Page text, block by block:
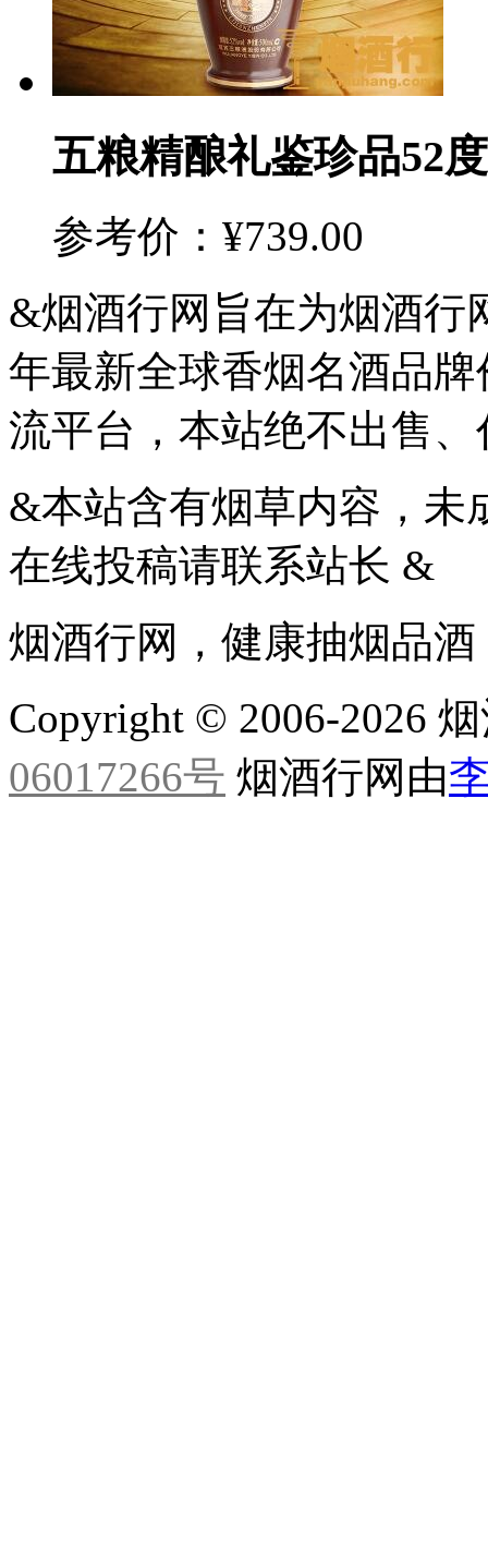
五粮精酿礼鉴珍品52度
参考价：¥739.00
&烟酒行网旨在为烟酒行
年最新全球香烟名酒品
流平台，本站绝不出售
&本站含有烟草内容，未
在线投稿请联系站长 &
烟酒行网，健康抽烟品
Copyright © 2006-2026
06017266号 烟酒行网由